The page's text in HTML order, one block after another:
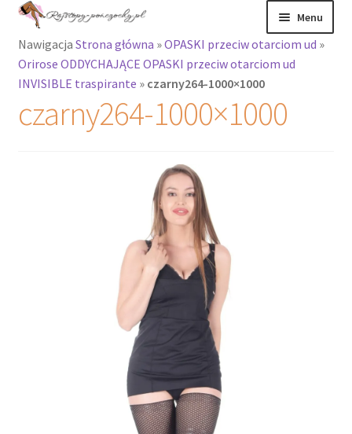
Przejdź
nawigacji
Przejdź
treści
Menu
Rajstopy
Rozwiń
menu
potomne
Rozwiń
potomne
Nawigacja Strona główna »OPASKI przeciw otarciom ud »
Orirose ODDYCHAJĄCE OPASKI przeciw otarciom ud
INVISIBLE traspirante » czarny264-1000×1000
czarny264-1000×1000